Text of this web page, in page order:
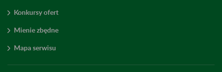
Konkursy ofert
Mienie zbędne
Mapa serwisu